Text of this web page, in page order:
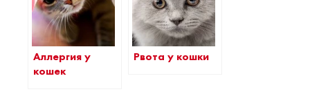
Аллергия у
кошек
Рвота у кошки